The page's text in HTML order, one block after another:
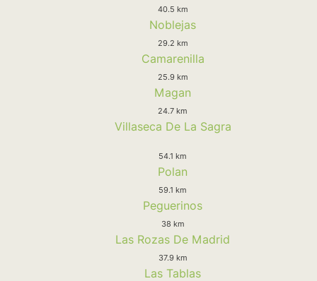
40.5 km
Noblejas
29.2 km
Camarenilla
25.9 km
Magan
24.7 km
Villaseca De La Sagra
54.1 km
Polan
59.1 km
Peguerinos
38 km
Las Rozas De Madrid
37.9 km
Las Tablas